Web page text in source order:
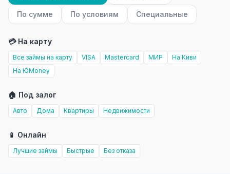
По сумме По условиям Специальные
💳 На карту
Все займы на карту VISA Mastercard МИР
На Киви
На ЮMoney
🏠 Под залог
Авто Дома Квартиры Недвижимости
📱 Онлайн
Лучшие займы Быстрые Без отказа